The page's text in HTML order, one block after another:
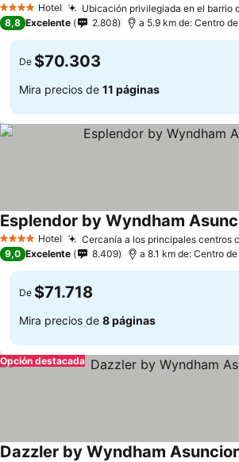
4 EstrellasHotel Ubicación privilegiada en el barrio
8,8 Excelente 2.808 a 5.9 km de: Centro
De $70.303
Mira precios de 11 páginas
4 EstrellasHotel Cercanía a los principales centros
Esplendor by Wyndham
9,0 Excelente 8.409 a 8.1 km de: Centro
De $71.718
Mira precios de 8 páginas
Opción destacada
Dazzler by Wyndham